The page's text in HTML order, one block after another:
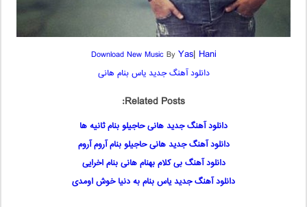
Download New MusicByYas| Hani
دانلود آهنگ جدید یاس بنام هانی
Related Posts:
دانلود آهنگ جدید هانی حاجیلو بنام ثانیه ها
دانلود آهنگ جدید هانی حاجیلو بنام آروم آروم
دانلود آهنگ بی کلام بهنام هانی بنام اخرایی
دانلود آهنگ جدید یاس بنام به دنیا خوش اومدی